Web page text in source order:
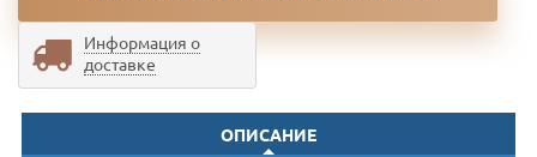
Информация о
доставке
ОПИСАНИЕ